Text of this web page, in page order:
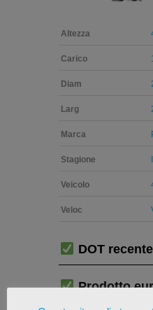
Altezza
Carico
Diam
Larg
Marca
Stagione
Veicolo
Veloc
DOT recente
Prodotto